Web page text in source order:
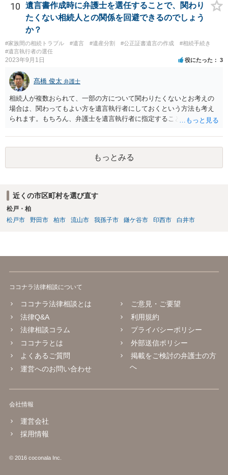
10
遺言書作成時に弁護士を選任することで、関わり
たくない相続人との関係を回避できるのでしょう
か？
#家族間の相続トラブル #遺言 #遺産分割 #公正証書遺言の作成
#相続手続き
#遺言執行者の選任
2023年9月1日 役にたった 3
髙橋 俊太 弁護士
相続人が複数おられて、一部の方について関わりたくないとお考えの
場合は、関わってもよい方を遺言執行者にしておくという方法も考え
られます。もちろん、弁護士を遺言執行者に指定することもできます
方に再委任の権限を付与しておくという方法もあります。 一度、弁護
士に直接ご相談されることをお勧めいたします。
もっとみる
近くの市区町村を選び直す
松戸・柏
松戸市
野田市 柏市 流山市 我孫子市 鎌ケ谷市 印西市 白井市
ココナラ法律相談について
ココナラ法律相談とは
法律Q&A
法律相談コラム
ココナラとは
よくあるご質問
運営へのお問い合わせ
ご意見・ご要望
利用規約
プライバシーポリシー
外部送信ポリシー
掲載をご検討の弁護士の方
へ
会社情報
運営会社
採用情報
© 2016 coconala Inc.